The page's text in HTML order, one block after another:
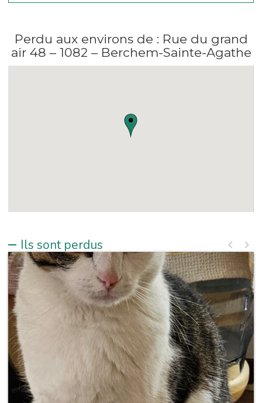
Perdu aux environs de : Rue du grand
air 48 – 1082 – Berchem-Sainte-Agathe
Ils sont perdus